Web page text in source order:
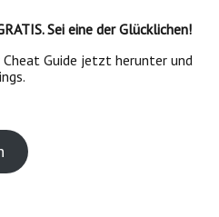
. Sei eine der Glücklichen!
Guide jetzt herunter und